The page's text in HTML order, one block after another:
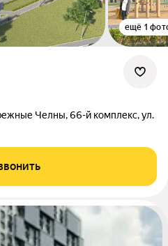
ещё 1
Челны, 66-й комплекс, ул.